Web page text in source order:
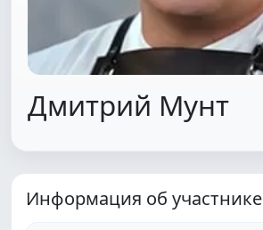
Дмитрий Мунт
Информация об участнике